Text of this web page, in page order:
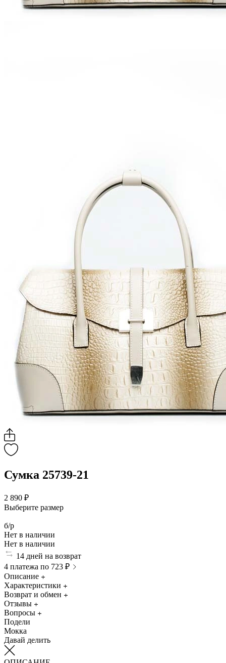
Сумка 25739-21
2 890 ₽
Выберите размер
б/р
Нет в наличии
Нет в наличии
14 дней на возврат
4 платежа по 723 ₽
Описание
Характеристики
Возврат и обмен
Отзывы
Вопросы
Подели
Мокка
Давай делить